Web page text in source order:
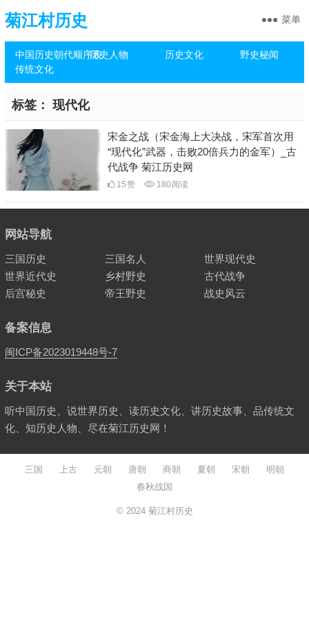
菊江村历史
中国历史朝代顺序表历史人物 历史文化
野史秘闻
传统文化
菜单
标签： 现代化
宋金之战（宋金海上大决战，宋军首次用
“现代化”武器，击败20倍兵力的金军）_古
代战争 菊江历史网
15赞 180 阅读
网站导航
三国历史 三国名人
世界现代史
世界近代史
乡村野史
古代战争
后宫秘史
帝王野史 战史风云
备案信息
闽ICP备2023019448号-7
关于本站
听中国历史、说世界历史、读历史文化、讲历史故事、品传统文
化、知历史人物、尽在菊江历史网！
三国 上古 元朝 唐朝 商朝 夏朝 宋朝
明朝
春秋战国
© 2024 菊江村历史